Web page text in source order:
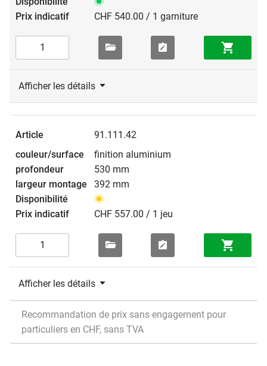
CHF 540.00 / 1 garniture
Afficher les détails
91.111.42
finition aluminium
530 mm
392 mm
CHF 557.00 / 1 jeu
Afficher les détails
Recommandation de prix sans engagement pour
particuliers en CHF, sans TVA